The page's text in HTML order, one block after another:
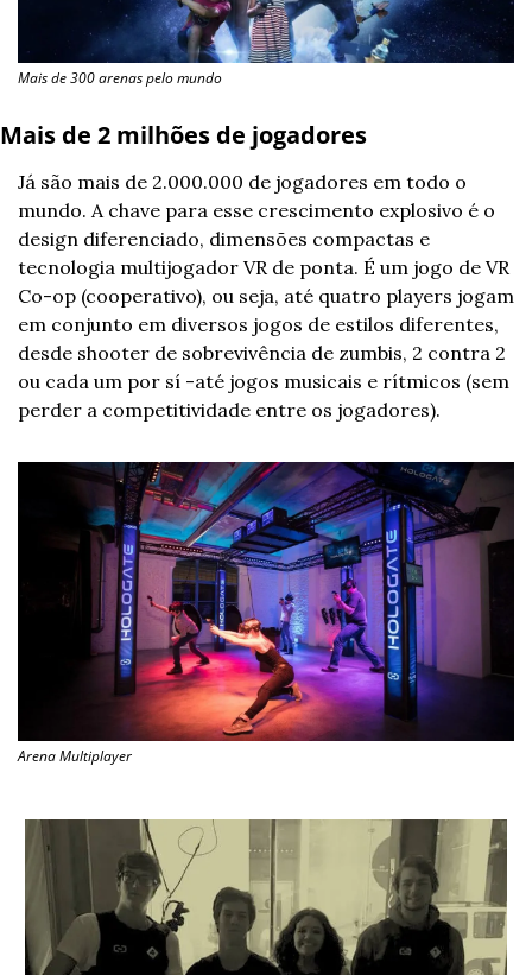
Mais de 300 arenas pelo mundo
Mais de 2 milhões de jogadores
Já são mais de 2.000.000 de jogadores em todo o
mundo. A chave para esse crescimento explosivo é o
design diferenciado, dimensões compactas e
tecnologia multijogador VR de ponta. É um jogo de VR
Co-op (cooperativo), ou seja, até quatro players jogam
em conjunto em diversos jogos de estilos diferentes,
desde shooter de sobrevivência de zumbis, 2 contra 2
ou cada um por sí -até jogos musicais e rítmicos (sem
perder a competitividade entre os jogadores).
Arena Multiplayer